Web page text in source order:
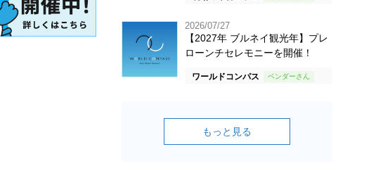
2026/07/27
【2027年 ブルネイ観光年】プレ
ローンチセレモニーを開催！
ワールドコンパス
もっと見る